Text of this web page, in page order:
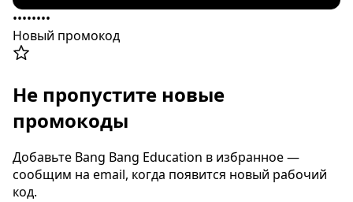
••••••••
Новый промокод
Не пропустите новые
промокоды
Добавьте Bang Bang Education в избранное —
сообщим на email, когда появится новый рабочий
код.